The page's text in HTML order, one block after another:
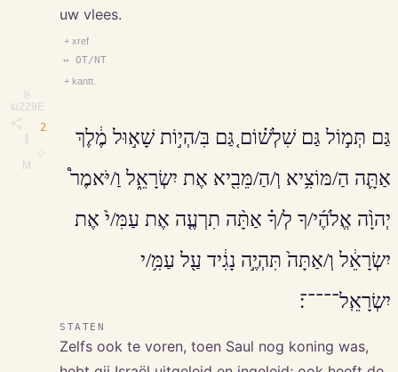
⎘
\u229E
M
uw vlees.
+ xref
↔ OT/NT
+ kantt.
2
גַּם תְּמ֣וֹל גַּם שִׁלְשׁ֗וֹם גַּ֚ם בִּ/הְי֣וֹת שָׁא֣וּל מֶ֔לֶךְ
אַתָּ֛ה הַ/מּוֹצִ֥יא וְ/הַ/מֵּבִ֖יא אֶת יִשְׂרָאֵ֑ל וַ/יֹּאמֶר֩
יְהוָ֨ה אֱלֹהֶ֜י/ךָ לְ/ךָ֗ אַתָּ֨ה תִרְעֶ֤ה אֶת עַמִּ/י֙ אֶת
יִשְׂרָאֵ֔ל וְ/אַתָּה֙ תִּהְיֶ֣ה נָגִ֔יד עַ֖ל עַמִּ֥/י
יִשְׂרָאֵֽל־־־־־׃
STATEN
Zelfs ook te voren, toen Saul nog koning was,